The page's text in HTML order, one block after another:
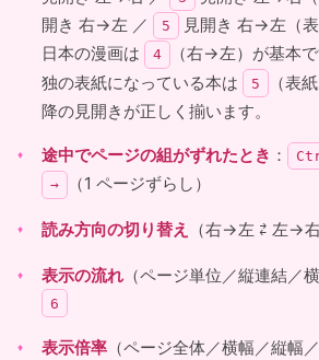
開き 右→左 ／
5
見開き 右→左（表
日本の漫画は
4
（右→左）が基本
独の表紙になっている本は
5
（表
降の見開きが正しく揃います。
途中でページの組がずれたとき ：
→ （1 ページずらし）
読み方向の切り替え （右→左 ⇄ 左→
表示の流れ （ページ単位／縦連結／
6
表示倍率 （ページ全体／横幅／縦幅